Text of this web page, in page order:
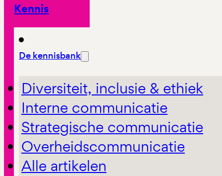
Kennis
De kennisbank
Diversiteit, inclusie & ethiek
Interne communicatie
Strategische communicatie
Overheidscommunicatie
Alle artikelen